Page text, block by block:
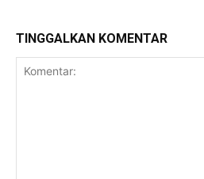
TINGGALKAN KOMENTAR